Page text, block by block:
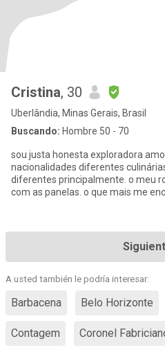
Cristina, 30
Uberlândia, Minas Gerais, Brasil
Buscando: Hombre 50 - 70
sou justa honesta exploradora
nacionalidades diferentes
diferentes principalmente. o meu
com as panelas. o que mais me
A usted también le podría interesar:
Barbacena Belo Horizonte
Contagem Coronel